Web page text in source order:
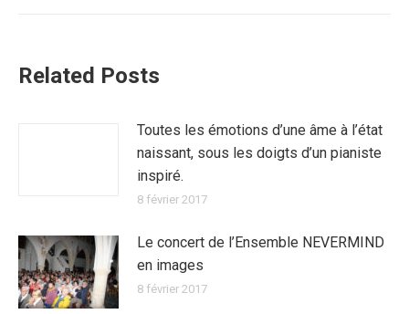
Related Posts
Toutes les émotions d’une âme à l’état
naissant, sous les doigts d’un pianiste
inspiré.
8 février 2017
Le concert de l’Ensemble NEVERMIND
en images
8 février 2017